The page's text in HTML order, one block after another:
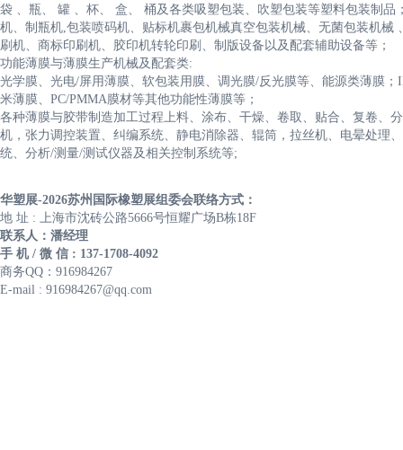
袋 、瓶、 罐 、杯、 盒、 桶及各类吸塑包装、吹塑包装等塑料包装制
机、制瓶机,包装喷码机、贴标机裹包机械真空包装机械、无菌包装机
刷机、商标印刷机、胶印机转轮印刷、制版设备以及配套辅助设备等；
功能薄膜与薄膜生产机械及配套类:
光学膜、光电/屏用薄膜、软包装用膜、调光膜/反光膜等、能源类薄膜
米薄膜、PC/PMMA膜材等其他功能性薄膜等；
各种薄膜与胶带制造加工过程上料、涂布、干燥、卷取、贴合、复卷、
机，张力调控装置、纠编系统、静电消除器、辊筒，拉丝机、电晕处理
统、分析/测量/测试仪器及相关控制系统等;
华塑展-2026苏州国际橡塑展组委会联络方式：
地 址 : 上海市沈砖公路5666号恒耀广场B栋18F
联系人：潘经理
手 机 / 微 信 : 137-1708-4092
商务QQ：916984267
E-mail : 916984267@qq.com